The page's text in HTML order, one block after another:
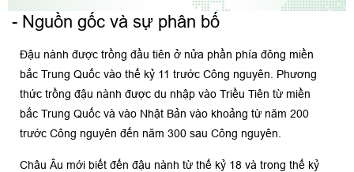
- Nguồn gốc và sự phân bố
Đậu nành được trồng đầu tiên ở nửa phần phía đông miền
bắc Trung Quốc vào thế kỷ 11 trước Công nguyên. Phương
thức trồng đậu nành được du nhập vào Triều Tiên từ miền
bắc Trung Quốc và vào Nhật Bản vào khoảng từ năm 200
trước Công nguyên đến năm 300 sau Công nguyên.
Châu Âu mới biết đến đậu nành từ thế kỷ 18 và trong thế kỷ